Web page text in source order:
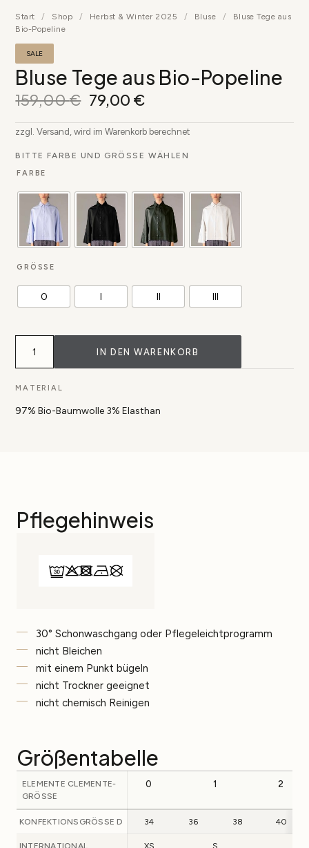
Start / Shop / Herbst & Winter 2025 / Bluse /
Bluse Tege aus
Bio-Popeline
SALE
Bluse Tege aus Bio-Popeline
159,00€ 79,00 €
zzgl. Versand, wird im Warenkorb berechnet
BITTE FARBE UND GRÖSSE WÄHLEN
FARBE
GRÖSSE
0 I II III
Bluse
Tege
Bio-
Popeline
IN DEN WARENKORB
MATERIAL
97% Bio-Baumwolle 3% Elasthan
Pflegehinweis
30° Schonwaschgang oder Pflegeleichtprogramm
nicht Bleichen
mit einem Punkt bügeln
nicht Trockner geeignet
nicht chemisch Reinigen
Größentabelle
ELEMENTE CLEMENTE-
GRÖSSE
0 1 2
KONFEKTIONSGRÖSSE D 34 36 38 40
INTERNATIONAL XS S